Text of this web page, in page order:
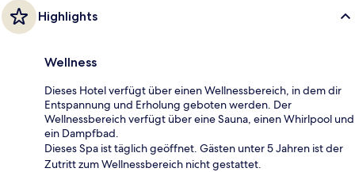
Highlights
Wellness
Dieses Hotel verfügt über einen Wellnessbereich, in dem dir
Entspannung und Erholung geboten werden. Der
Wellnessbereich verfügt über eine Sauna, einen Whirlpool und
ein Dampfbad.
Dieses Spa ist täglich geöffnet. Gästen unter 5 Jahren ist der
Zutritt zum Wellnessbereich nicht gestattet.